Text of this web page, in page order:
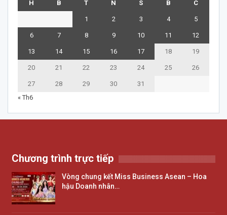
H B T N S B C
1 2 3 4 5
6 7 8 9 10 11 12
13 14 15 16 17 18 19
20 21 22 23 24 25 26
27 28 29 30
31
« Th6
Chương trình trực tiếp
Vòng chung kết Miss Business Asean – Hoa
hậu Doanh nhân…